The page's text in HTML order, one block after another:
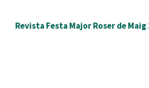
Revista Festa Major Roser de Maig